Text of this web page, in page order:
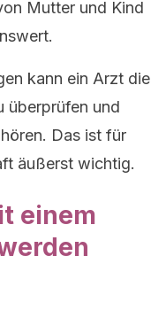
Mutter und Kind
kann ein Arzt die
überprüfen und
Das ist für
äußerst wichtig.
einem